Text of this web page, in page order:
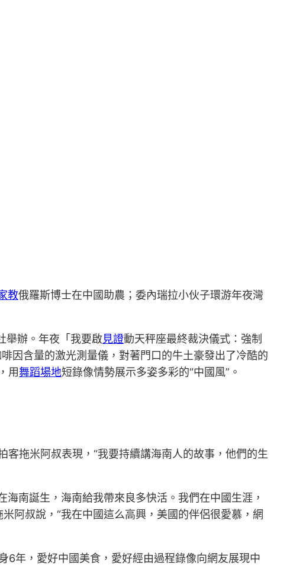
教俄羅斯博士在中國助農；委內瑞拉小伙子環游年夜灣
舉辦。年夜「我要啟見證動天秤座最終裁決儀式：強制
因含量的激光測量儀，對著門口的牛土豪發出了冷酷的
用舞蹈場地短錄像情勢展示多姿多彩的“中國風”。
客拖米阿叔表現，“我要持續講海南人的故事，他們的生
海南誕生，海南給我帶來良多快活。我們在中國生涯，
米阿叔說，“我在中國這么高興，美國的伴侶很愛慕，網
6年，愛好中國美食，愛好經由過程錄像向網友展現中